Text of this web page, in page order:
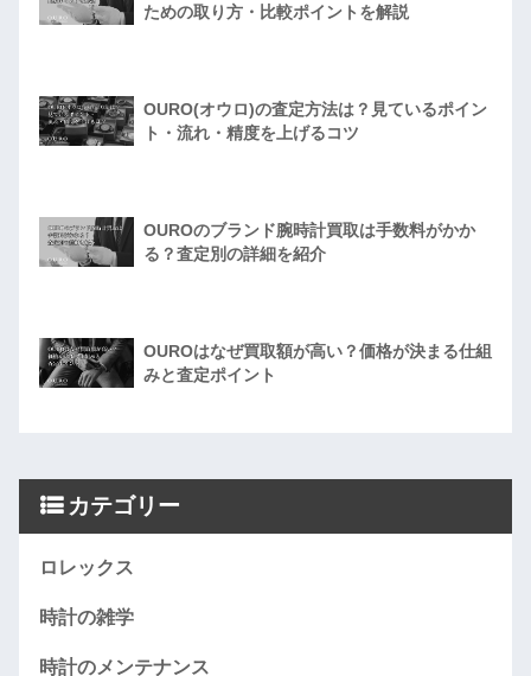
ための取り方・比較ポイントを解説
OURO(オウロ)の査定方法は？見ているポイン
ト・流れ・精度を上げるコツ
OUROのブランド腕時計買取は手数料がかか
る？査定別の詳細を紹介
OUROはなぜ買取額が高い？価格が決まる仕組
みと査定ポイント
カテゴリー
ロレックス
時計の雑学
時計のメンテナンス